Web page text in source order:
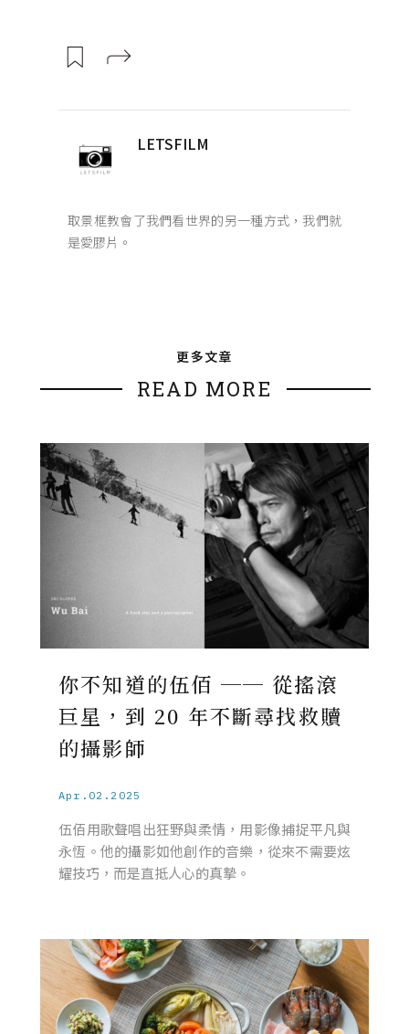
LETSFILM
取景框教會了我們看世界的另一種方式，我們就
是愛膠片。
更多文章
READ MORE
你不知道的伍佰 ── 從搖滾
巨星，到 20 年不斷尋找救贖
的攝影師
Apr.02.2025
伍佰用歌聲唱出狂野與柔情，用影像捕捉平凡與
永恆。他的攝影如他創作的音樂，從來不需要炫
耀技巧，而是直抵人心的真摯。